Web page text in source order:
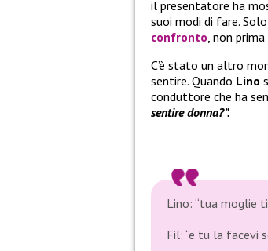
il presentatore ha
suoi modi di fare.
confronto , non
C’è stato un altro
sentire. Quando Lino
conduttore che ha
sentire donna?”.
Lino: “tua moglie
Fil: “e tu la facevi